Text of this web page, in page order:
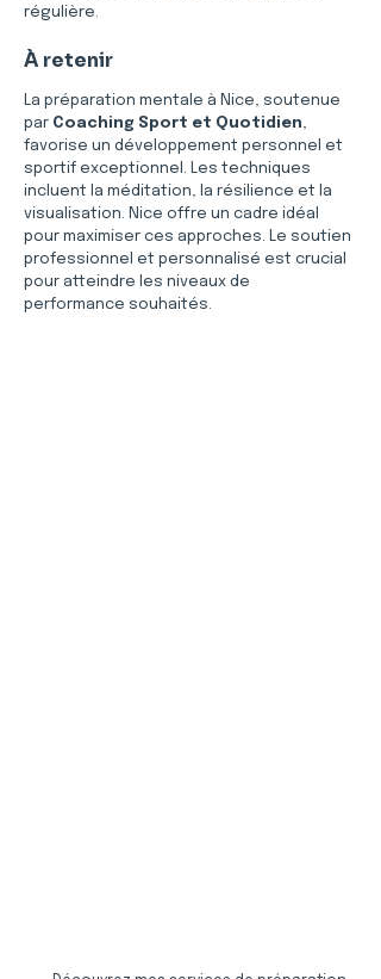
régulière.
À retenir
La préparation mentale à Nice, soutenue
par Coaching Sport et Quotidien,
favorise un développement personnel et
sportif exceptionnel. Les techniques
incluent la méditation, la résilience et la
visualisation. Nice offre un cadre idéal
pour maximiser ces approches. Le soutien
professionnel et personnalisé est crucial
pour atteindre les niveaux de
performance souhaités.